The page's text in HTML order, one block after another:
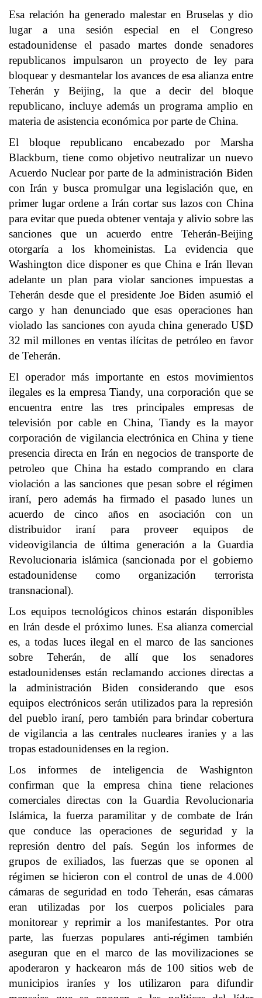
Esa relación ha generado malestar en Bruselas y dio
lugar a una sesión especial en el Congreso
estadounidense el pasado martes donde senadores
republicanos impulsaron un proyecto de ley para
bloquear y desmantelar los avances de esa alianza entre
Teherán y Beijing, la que a decir del bloque
republicano, incluye además un programa amplio en
materia de asistencia económica por parte de China.
El bloque republicano encabezado por Marsha
Blackburn, tiene como objetivo neutralizar un nuevo
Acuerdo Nuclear por parte de la administración Biden
con Irán y busca promulgar una legislación que, en
primer lugar ordene a Irán cortar sus lazos con China
para evitar que pueda obtener ventaja y alivio sobre las
sanciones que un acuerdo entre Teherán-Beijing
otorgaría a los khomeinistas. La evidencia que
Washington dice disponer es que China e Irán llevan
adelante un plan para violar sanciones impuestas a
Teherán desde que el presidente Joe Biden asumió el
cargo y han denunciado que esas operaciones han
violado las sanciones con ayuda china generado U$D
32 mil millones en ventas ilícitas de petróleo en favor
de Teherán.
El operador más importante en estos movimientos
ilegales es la empresa Tiandy, una corporación que se
encuentra entre las tres principales empresas de
televisión por cable en China, Tiandy es la mayor
corporación de vigilancia electrónica en China y tiene
presencia directa en Irán en negocios de transporte de
petroleo que China ha estado comprando en clara
violación a las sanciones que pesan sobre el régimen
iraní, pero además ha firmado el pasado lunes un
acuerdo de cinco años en asociación con un
distribuidor iraní para proveer equipos de
videovigilancia de última generación a la Guardia
Revolucionaria islámica (sancionada por el gobierno
estadounidense como organización terrorista
transnacional).
Los equipos tecnológicos chinos estarán disponibles
en Irán desde el próximo lunes. Esa alianza comercial
es, a todas luces ilegal en el marco de las sanciones
sobre Teherán, de allí que los senadores
estadounidenses están reclamando acciones directas a
la administración Biden considerando que esos
equipos electrónicos serán utilizados para la represión
del pueblo iraní, pero también para brindar cobertura
de vigilancia a las centrales nucleares iranies y a las
tropas estadounidenses en la region.
Los informes de inteligencia de Washignton
confirman que la empresa china tiene relaciones
comerciales directas con la Guardia Revolucionaria
Islámica, la fuerza paramilitar y de combate de Irán
que conduce las operaciones de seguridad y la
represión dentro del país. Según los informes de
grupos de exiliados, las fuerzas que se oponen al
régimen se hicieron con el control de unas de 4.000
cámaras de seguridad en todo Teherán, esas cámaras
eran utilizadas por los cuerpos policiales para
monitorear y reprimir a los manifestantes. Por otra
parte, las fuerzas populares anti-régimen también
aseguran que en el marco de las movilizaciones se
apoderaron y hackearon más de 100 sitios web de
municipios iraníes y los utilizaron para difundir